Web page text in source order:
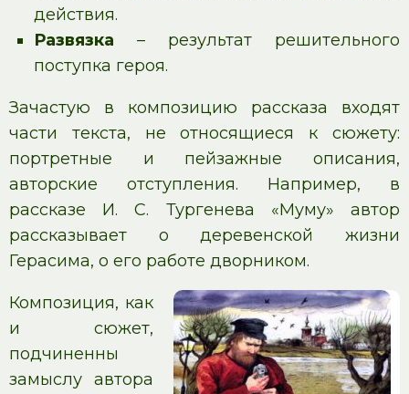
действия.
Развязка – результат решительного
поступка героя.
Зачастую в композицию рассказа входят
части текста, не относящиеся к сюжету:
портретные и пейзажные описания,
авторские отступления. Например, в
рассказе И. С. Тургенева «Муму» автор
рассказывает о деревенской жизни
Герасима, о его работе дворником.
Композиция, как
и сюжет,
подчиненны
замыслу автора